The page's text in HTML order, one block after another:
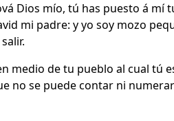
Dios mío, tú has puesto á mí
mi padre: y yo soy mozo
medio de tu pueblo al cual tú
no se puede contar ni